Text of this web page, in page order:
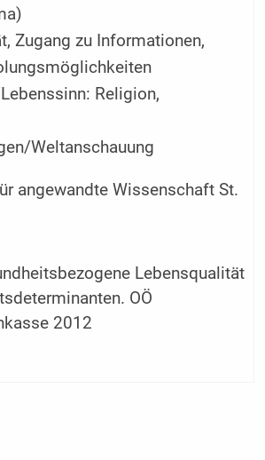
Zugang zu Informationen,
Religion,
Weltanschauung
angewandte Wissenschaft St.
Lebensqualität
OÖ
2012